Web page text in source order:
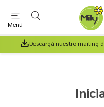
Menú
Descargá nuestro mailing